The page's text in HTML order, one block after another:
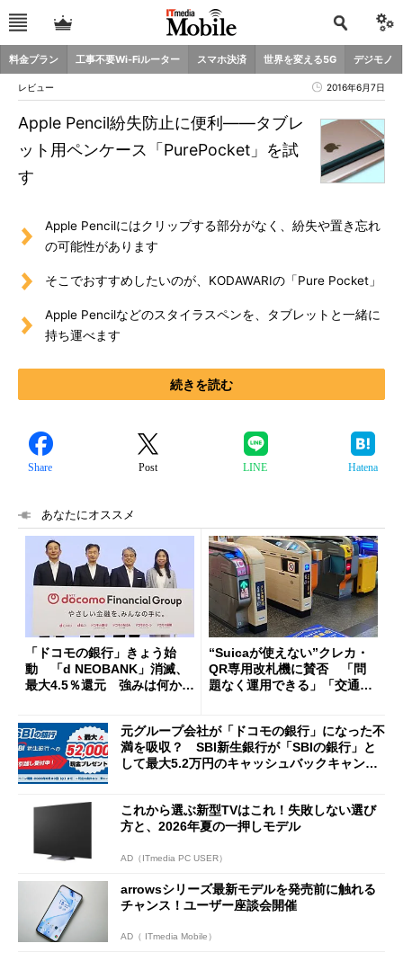
料金プラン 工事不要Wi-Fiルーター スマホ決済 世界を変える5G デジモノ
レビュー 2016年6月7日
Apple Pencil紛失防止に便利――タブレ
ット用ペンケース「PurePocket」を試
す
Apple Pencilにはクリップする部分がなく、紛失や置き忘れ
の可能性があります
そこでおすすめしたいのが、KODAWARIの「Pure Pocket」
Apple Pencilなどのスタイラスペンを、タブレットと一緒に
持ち運べます
続きを読む
Share Post LINE Hatena
あなたにオススメ
「ドコモの銀行」きょう始
動 「d NEOBANK」消滅、
最大4.5％還元 強みは何か解
“Suicaが使えない”クレカ・
QR専用改札機に賛否 「問
題なく運用できる」「交通系I
元グループ会社が「ドコモの銀行」になった不
満を吸収？ SBI新生銀行が「SBIの銀行」と
して最大5.2万円のキャッシュバックキャンペ
これから選ぶ新型TVはこれ！失敗しない選び
方と、2026年夏の一押しモデル
AD（ITmedia PC USER）
arrowsシリーズ最新モデルを発売前に触れる
チャンス！ユーザー座談会開催
AD（ ITmedia Mobile）